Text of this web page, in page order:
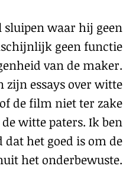
waar hij geen
geen functie
van de maker.
essays over witte
de film niet ter zake
witte paters. Ik ben
het goed is om de
het onderbewuste.